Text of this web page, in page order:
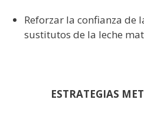
Reforzar la confianza de
sustitutos de la leche
ESTRATEGIAS